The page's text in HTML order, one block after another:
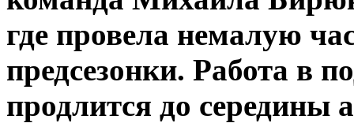
где провела немалую
предсезонки. Работа в
продлится до середины